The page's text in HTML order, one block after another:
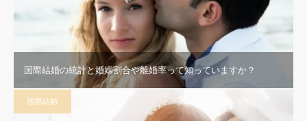
国際結婚の統計と婚姻割合や離婚率って知っていますか？
国際結婚